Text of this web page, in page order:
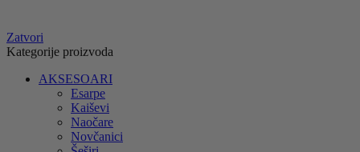
Zatvori
Kategorije proizvoda
AKSESOARI
Esarpe
Kaiševi
Naočare
Novčanici